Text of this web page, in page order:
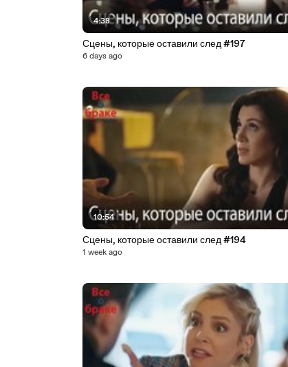
4:38
Сцены, которые оставили след #197
6 days ago
10:54
Сцены, которые оставили след #194
1 week ago